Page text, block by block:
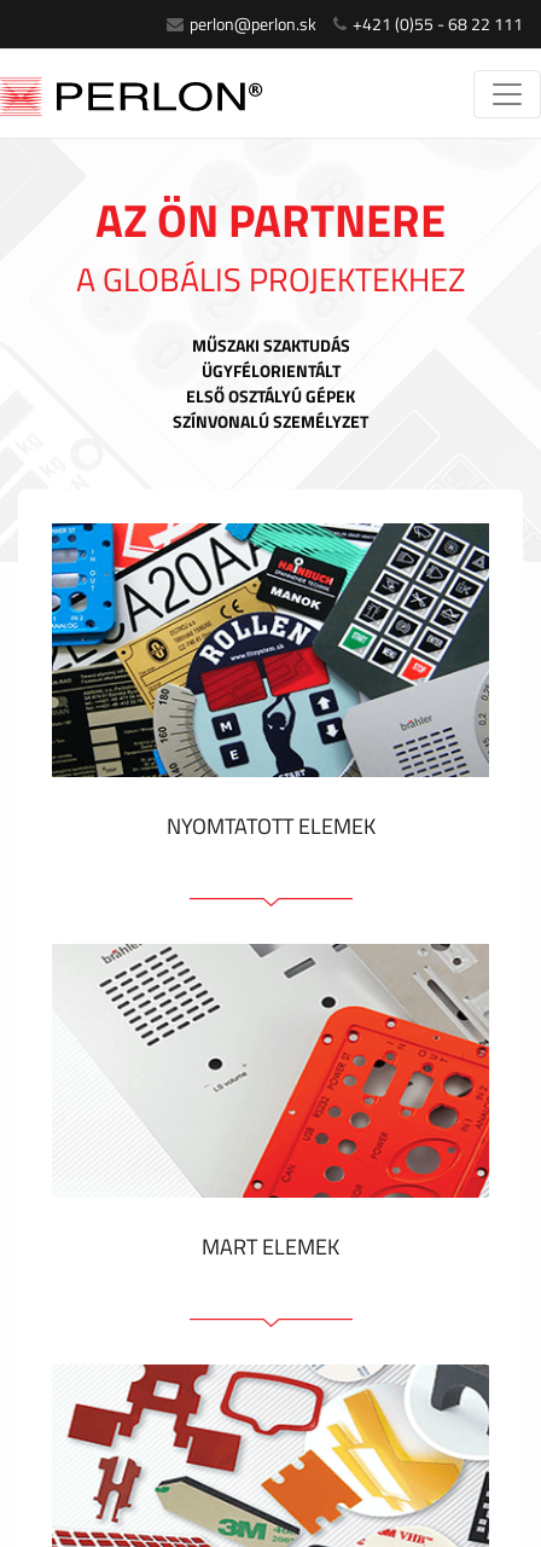
perlon@perlon.sk +421 (0)55 - 68 22 111
AZ ÖN PARTNERE
A GLOBÁLIS PROJEKTEKHEZ
MŰSZAKI SZAKTUDÁS
ÜGYFÉLORIENTÁLT
ELSŐ OSZTÁLYÚ GÉPEK
SZÍNVONALÚ SZEMÉLYZET
NYOMTATOTT ELEMEK
Fóliacímkék
Fóliabillentyűzet, Membrános billentyűzet
Fém címkék
Címkék
Műanyag címkék és cédulák
MUTASS TÖBBET
MART ELEMEK
Előlapok (elülső, tartó)
Anodizált panelek
Színes panelek
Panelek szerelőelemekkel
Gravírozott címkék